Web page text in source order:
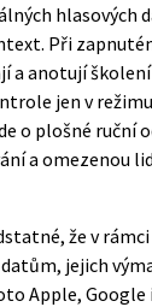
hlasových
Při
a anotují
jen v
o plošné ruční
a omezenou
že v
jejich
Apple, Google